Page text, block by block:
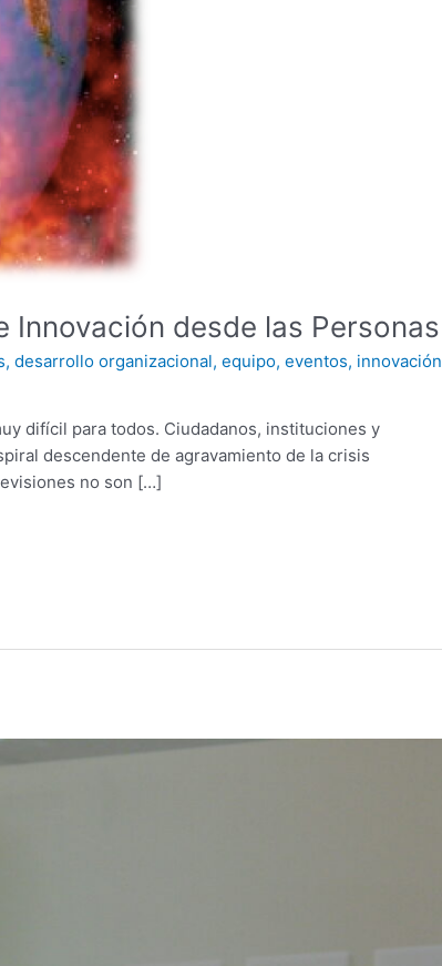
Innovación desde las Personas
,desarrollo organizacional,equipo,eventos, innovación
difícil para todos. Ciudadanos, instituciones y
descendente de agravamiento de la crisis
no son […]